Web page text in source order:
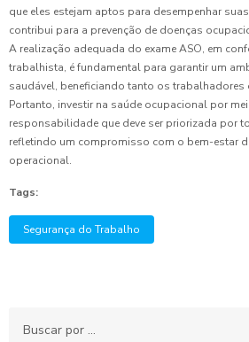
que eles estejam aptos para desempenhar
contribui para a prevenção de doenças
A realização adequada do exame ASO, em
trabalhista, é fundamental para garantir um
saudável, beneficiando tanto os trabalhadores
Portanto, investir na saúde ocupacional por
responsabilidade que deve ser priorizada por
refletindo um compromisso com o bem-estar
operacional.
Tags:
Segurança do Trabalho